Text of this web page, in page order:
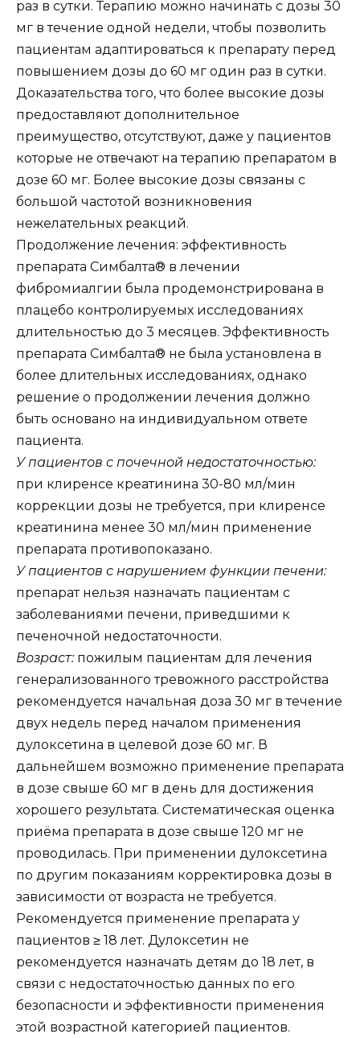
раз в сутки. Терапию можно начинать с дозы 30
мг в течение одной недели, чтобы позволить
пациентам адаптироваться к препарату перед
повышением дозы до 60 мг один раз в сутки.
Доказательства того, что более высокие дозы
предоставляют дополнительное
преимущество, отсутствуют, даже у пациентов
которые не отвечают на терапию препаратом в
дозе 60 мг. Более высокие дозы связаны с
большой частотой возникновения
нежелательных реакций.
Продолжение лечения: эффективность
препарата Симбалта® в лечении
фибромиалгии была продемонстрирована в
плацебо контролируемых исследованиях
длительностью до 3 месяцев. Эффективность
препарата Симбалта® не была установлена в
более длительных исследованиях, однако
решение о продолжении лечения должно
быть основано на индивидуальном ответе
пациента.
У пациентов с почечной недостаточностью:
при клиренсе креатинина 30-80 мл/мин
коррекции дозы не требуется, при клиренсе
креатинина менее 30 мл/мин применение
препарата противопоказано.
У пациентов с нарушением функции печени:
препарат нельзя назначать пациентам с
заболеваниями печени, приведшими к
печеночной недостаточности.
Возраст:пожилым пациентам для лечения
генерализованного тревожного расстройства
рекомендуется начальная доза 30 мг в течение
двух недель перед началом применения
дулоксетина в целевой дозе 60 мг. В
дальнейшем возможно применение препарата
в дозе свыше 60 мг в день для достижения
хорошего результата. Систематическая оценка
приёма препарата в дозе свыше 120 мг не
проводилась. При применении дулоксетина
по другим показаниям корректировка дозы в
зависимости от возраста не требуется.
Рекомендуется применение препарата у
пациентов ≥ 18 лет. Дулоксетин не
рекомендуется назначать детям до 18 лет, в
связи с недостаточностью данных по его
безопасности и эффективности применения
этой возрастной категорией пациентов.